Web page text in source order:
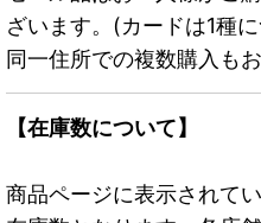
ざいます。(カードは1種
同一住所での複数購入も
【在庫数について】
商品ページに表示されて